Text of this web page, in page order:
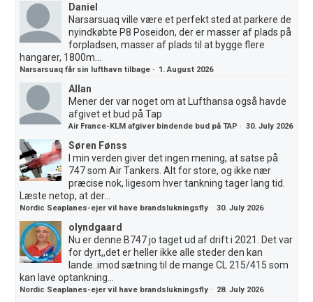
Daniel
Narsarsuaq ville være et perfekt sted at parkere de
nyindkøbte P8 Poseidon, der er masser af plads på
forpladsen, masser af plads til at bygge flere
hangarer, 1800m...
Narsarsuaq får sin lufthavn tilbage · 1. August 2026
Allan
Mener der var noget om at Lufthansa også havde
afgivet et bud på Tap
Air France-KLM afgiver bindende bud på TAP ·30. July 2026
Søren Fønss
I min verden giver det ingen mening, at satse på
747 som Air Tankers. Alt for store, og ikke nær
præcise nok, ligesom hver tankning tager lang tid.
Læste netop, at der...
Nordic Seaplanes-ejer vil have brandslukningsfly ·30. July 2026
olyndgaard
Nu er denne B747 jo taget ud af drift i 2021. Det var
for dyrt,,det er heller ikke alle steder den kan
lande..imod sætning til de mange CL 215/415 som
kan lave optankning...
Nordic Seaplanes-ejer vil have brandslukningsfly · 28. July 2026